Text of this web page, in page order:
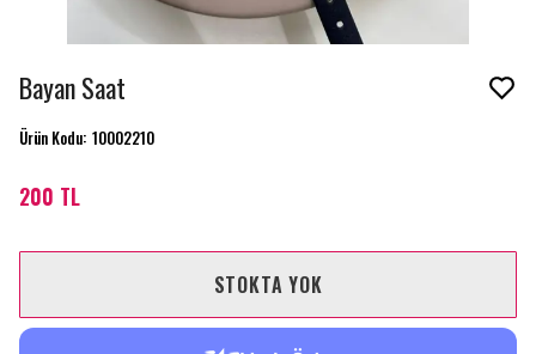
Bayan Saat
Ürün Kodu: 10002210
200 TL
STOKTA YOK